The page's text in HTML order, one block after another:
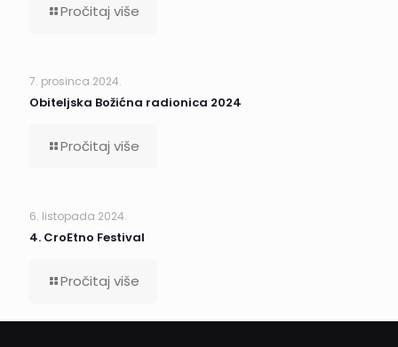
Pročitaj više
7. prosinca 2024.
Obiteljska Božićna radionica 2024
Pročitaj više
6. listopada 2024.
4. CroEtno Festival
Pročitaj više